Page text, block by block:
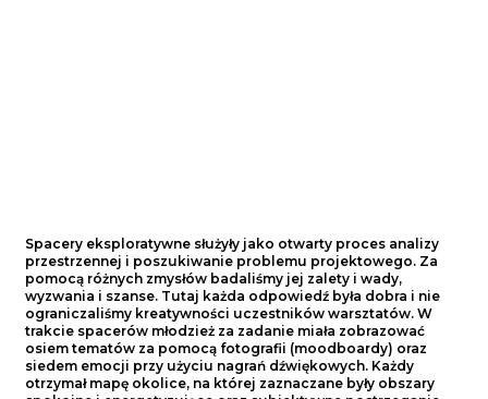
Spacery eksploratywne służyły jako otwarty proces analizy
przestrzennej i poszukiwanie problemu projektowego. Za
pomocą różnych zmysłów badaliśmy jej zalety i wady,
wyzwania i szanse. Tutaj każda odpowiedź była dobra i nie
ograniczaliśmy kreatywności uczestników warsztatów. W
trakcie spacerów młodzież za zadanie miała zobrazować
osiem tematów za pomocą fotografii (moodboardy) oraz
siedem emocji przy użyciu nagrań dźwiękowych. Każdy
otrzymał mapę okolice, na której zaznaczane były obszary